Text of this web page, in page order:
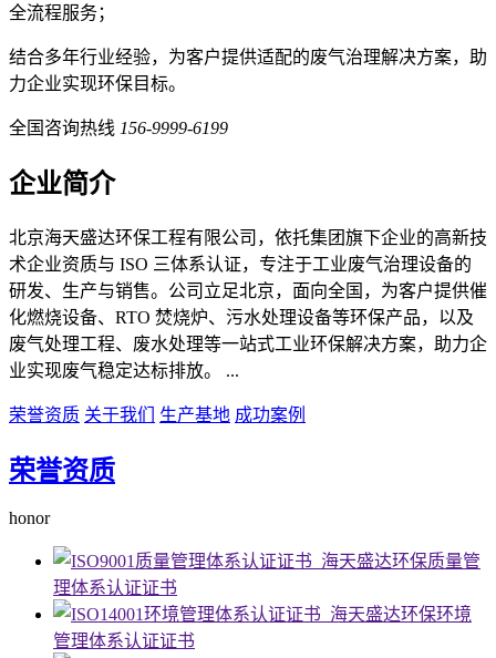
全流程服务；
结合多年行业经验，为客户提供适配的废气治理解决方案，助
力企业实现环保目标。
全国咨询热线 156-9999-6199
企业简介
北京海天盛达环保工程有限公司，依托集团旗下企业的高新技
术企业资质与 ISO 三体系认证，专注于工业废气治理设备的
研发、生产与销售。公司立足北京，面向全国，为客户提供催
化燃烧设备、RTO 焚烧炉、污水处理设备等环保产品，以及
废气处理工程、废水处理等一站式工业环保解决方案，助力企
业实现废气稳定达标排放。 ...
荣誉资质 关于我们 生产基地 成功案例
荣誉资质
honor
质量管
理体系认证证书
环境
管理体系认证证书